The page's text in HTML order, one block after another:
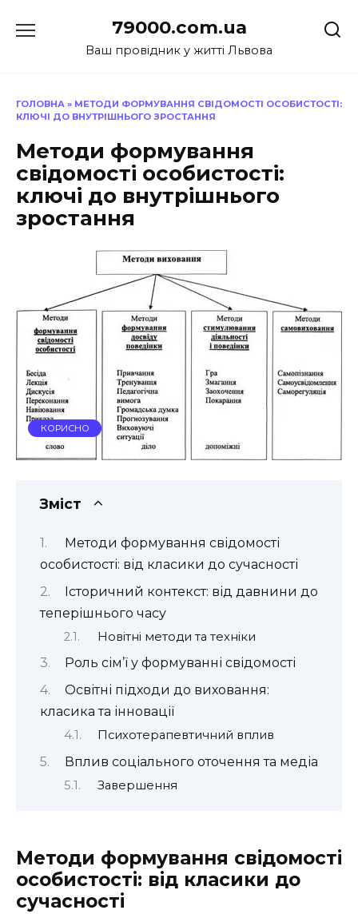
до
79000.com.ua
Ваш провідник у житті Львова
ГОЛОВНА » МЕТОДИ ФОРМУВАННЯ СВІДОМОСТІ ОСОБИСТОСТІ:
КЛЮЧІ ДО ВНУТРІШНЬОГО ЗРОСТАННЯ
Методи формування
свідомості особистості:
ключі до внутрішнього
зростання
КОРИСНО
Зміст
Методи формування свідомості
особистості: від класики до сучасності
Історичний контекст: від давнини до
теперішнього часу
Новітні методи та техніки
Роль сім’ї у формуванні свідомості
Освітні підходи до виховання:
класика та інновації
Психотерапевтичний вплив
Вплив соціального оточення та медіа
Завершення
Методи формування свідомості
особистості: від класики до
сучасності